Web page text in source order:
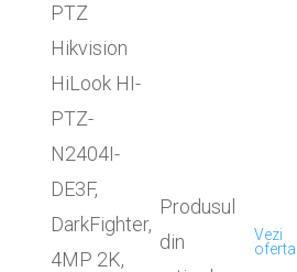
PTZ
Hikvision
HiLook HI-
PTZ-
N2404I-
DE3F,
DarkFighter,
4MP 2K,
Produsul
din
Vezi
oferta